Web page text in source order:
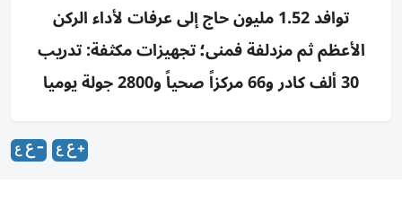
توافد 1.52 مليون حاج إلى عرفات لأداء الركن
الأعظم ثم مزدلفة فمنى؛ تجهيزات مكثفة: تدريب
30 ألف كادر و66 مركزاً صحياً و2800 جولة يوميا